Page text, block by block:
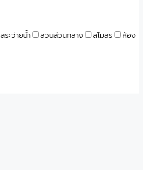
สระว่ายน้ำ สวนส่วนกลาง สโมสร
ห้อง